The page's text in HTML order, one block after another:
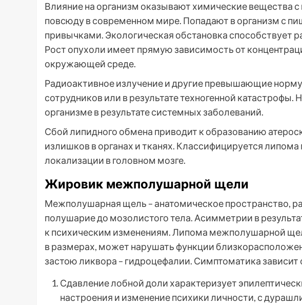
Влияние на организм оказывают химические вещества
повсюду в современном мире. Попадают в организм с
привычками. Экологическая обстановка способствует
Рост опухоли имеет прямую зависимость от
окружающей среде.
Радиоактивное излучение и другие превышающие
сотрудников или в результате техногенной
организме в результате системных заболеваний.
Сбой липидного обмена приводит к образованию
излишков в органах и тканях. Классифицируется
локализации в головном мозге.
Жировик межполушарной щели
Межполушарная щель – анатомическое пространство,
полушарие до мозолистого тела. Асимметрии в
к психическим изменениям. Липома межполушарной
в размерах, может нарушать функции
застою ликвора – гидроцефалии. Симптоматика
Сдавление лобной доли характеризует
настроения и изменение психики личности, с